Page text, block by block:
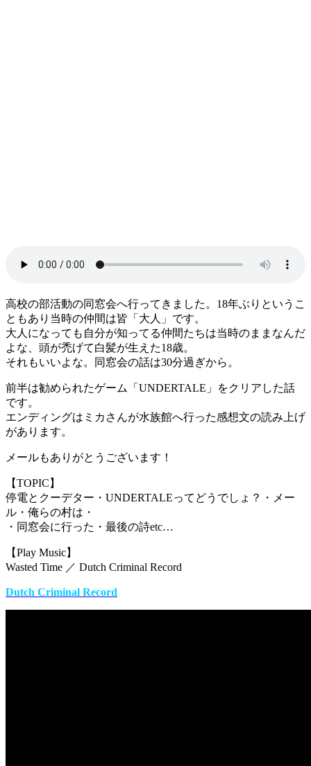
高校の部活動の同窓会へ行ってきました。18年ぶりというこ
ともあり当時の仲間は皆「大人」です。
大人になっても自分が知ってる仲間たちは当時のままなんだ
よな、頭が禿げて白髪が生えた18歳。
それもいいよな。同窓会の話は30分過ぎから。
前半は勧められたゲーム「UNDERTALE」をクリアした話
です。
エンディングはミカさんが水族館へ行った感想文の読み上げ
があります。
メールもありがとうございます！
【TOPIC】
停電とクーデター・UNDERTALEってどうでしょ？・メー
ル・俺らの村は・
・同窓会に行った・最後の詩etc…
【Play Music】
Wasted Time ／ Dutch Criminal Record
Dutch Criminal Record